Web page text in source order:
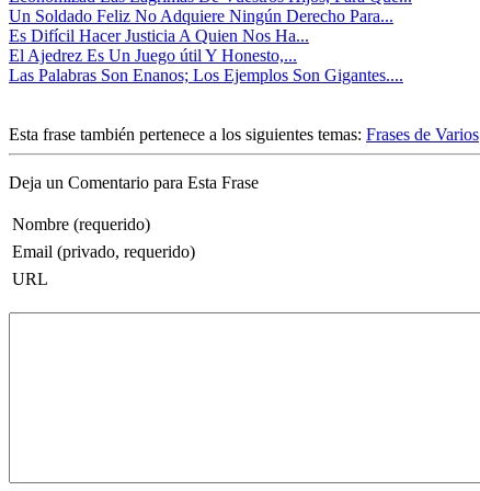
Un Soldado Feliz No Adquiere Ningún Derecho Para...
Es Difícil Hacer Justicia A Quien Nos Ha...
El Ajedrez Es Un Juego útil Y Honesto,...
Las Palabras Son Enanos; Los Ejemplos Son Gigantes....
Esta frase también pertenece a los siguientes temas: Frases de Varios
Deja un Comentario para Esta Frase
Nombre (requerido)
Email (privado, requerido)
URL